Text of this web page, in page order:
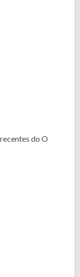
do O